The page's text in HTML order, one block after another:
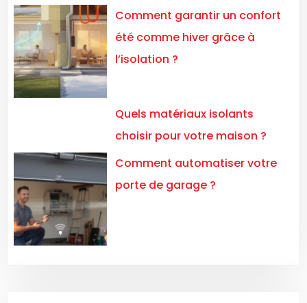
Comment garantir un confort
été comme hiver grâce à
l’isolation ?
Quels matériaux isolants
choisir pour votre maison ?
Comment automatiser votre
porte de garage ?